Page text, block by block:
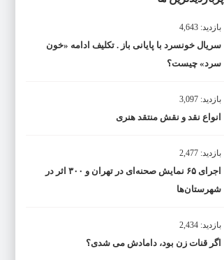
بازدید: 4,643
سریال خونسرد با پایانی باز . تکلیف ادامه «خون
سرد» چیست؟
بازدید: 3,097
انواع نقد و نقش منتقد هنری
بازدید: 2,477
اجرای ۶۵ نمایش صحنه‌ای در تهران و ۳۰۰ اثر در
شهرستان‌ها
بازدید: 2,434
اگر قنات زن بود، دامادش می شدی؟